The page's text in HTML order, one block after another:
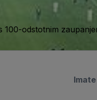
odstotnim